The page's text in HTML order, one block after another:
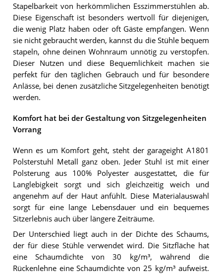
Stapelbarkeit von herkömmlichen Esszimmerstühlen ab.
Diese Eigenschaft ist besonders wertvoll für diejenigen,
die wenig Platz haben oder oft Gäste empfangen. Wenn
sie nicht gebraucht werden, kannst du die Stühle bequem
stapeln, ohne deinen Wohnraum unnötig zu verstopfen.
Dieser Nutzen und diese Bequemlichkeit machen sie
perfekt für den täglichen Gebrauch und für besondere
Anlässe, bei denen zusätzliche Sitzgelegenheiten benötigt
werden.
Komfort hat bei der Gestaltung von Sitzgelegenheiten
Vorrang
Wenn es um Komfort geht, steht der garageight A1801
Polsterstuhl Metall ganz oben. Jeder Stuhl ist mit einer
Polsterung aus 100% Polyester ausgestattet, die für
Langlebigkeit sorgt und sich gleichzeitig weich und
angenehm auf der Haut anfühlt. Diese Materialauswahl
sorgt für eine lange Lebensdauer und ein bequemes
Sitzerlebnis auch über längere Zeiträume.
Der Unterschied liegt auch in der Dichte des Schaums,
der für diese Stühle verwendet wird. Die Sitzfläche hat
eine Schaumdichte von 30 kg/m³, während die
Rückenlehne eine Schaumdichte von 25 kg/m³ aufweist.